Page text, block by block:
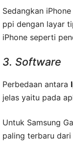
Sedangkan
ppi dengan layar
iPhone seperti
3. Software
Perbedaan antara
jelas yaitu pada
Untuk Samsung
paling terbaru